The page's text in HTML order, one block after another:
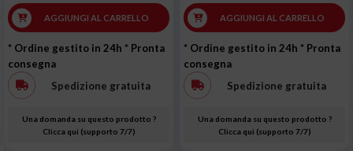
AGGIUNGI AL CARRELLO
* Ordine gestito in 24h * Pronta
consegna
Spedizione gratuita
Una domanda su questo prodotto ?
Clicca qui (supporto 7/7)
AGGIUNGI AL CARRELLO
* Ordine gestito in 24h * Pronta
consegna
Spedizione gratuita
Una domanda su questo prodotto ?
Clicca qui (supporto 7/7)